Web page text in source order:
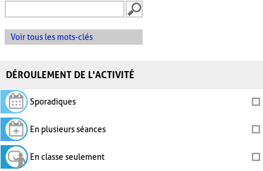
Voir tous les mots-clés
DÉROULEMENT DE L'ACTIVITÉ
Sporadiques
En plusieurs séances
En classe seulement